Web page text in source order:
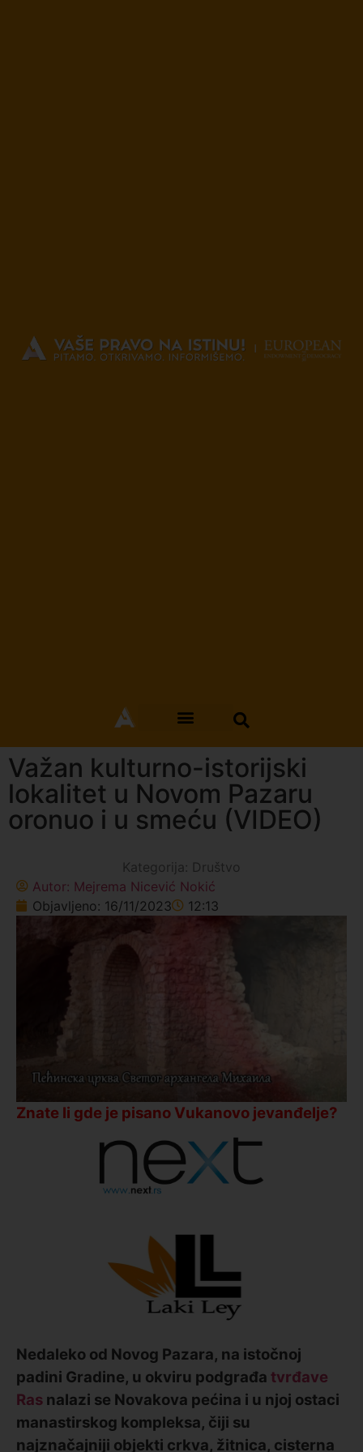
Važan kulturno-istorijski
lokalitet u Novom Pazaru
oronuo i u smeću (VIDEO)
Kategorija: Društvo
Autor: Mejrema Nicević Nokić
Objavljeno: 16/11/2023 12:13
Znate li gde je pisano Vukanovo jevanđelje?
Nedaleko od Novog Pazara, na istočnoj
padini Gradine, u okviru podgrađa tvrđave
Ras nalazi se Novakova pećina i u njoj ostaci
manastirskog kompleksa, čiji su
najznačajniji objekti crkva, žitnica, cisterna